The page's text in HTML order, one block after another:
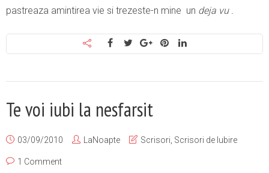
pastreaza amintirea vie si trezeste-n mine un deja vu .
Te voi iubi la nesfarsit
03/09/2010 LaNoapte Scrisori Scrisori de Iubire
1 Comment